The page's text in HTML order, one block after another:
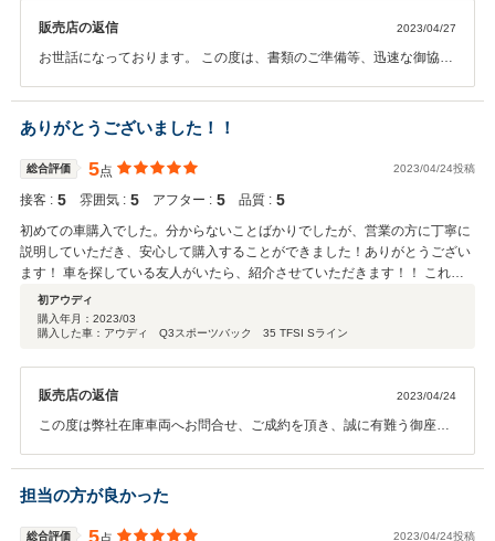
販売店の返信 2023/04/27
お世話になっております。 この度は、書類のご準備等、迅速な御協力
付け下さいませ。 引き続きＡｕｄｉ池袋店をどうぞ宜しくお願い申し
上げます。
ありがとうございました！！
総合評価 5点 2023/04/24投稿
接客 : 5 雰囲気 : 5 アフター : 5 品質 : 5
初めての車購入でした。分からないことばかりでしたが、営業の方に丁寧に
説明していただき、安心して購入することができました！ありがとうござい
ます！ 車を探している友人がいたら、紹介させていただきます！！ これか
らもよろしくお願いします！
初アウディ
購入年月： 2023/03
購入した車：アウディ Q3スポーツバック 35 TFSI Sライン
販売店の返信 2023/04/24
この度は弊社在庫車両へお問合せ、ご成約を頂き、誠に有難う御座い
続きどうぞ宜しくお願い申し上げます。
担当の方が良かった
総合評価 5 2023/04/24投稿